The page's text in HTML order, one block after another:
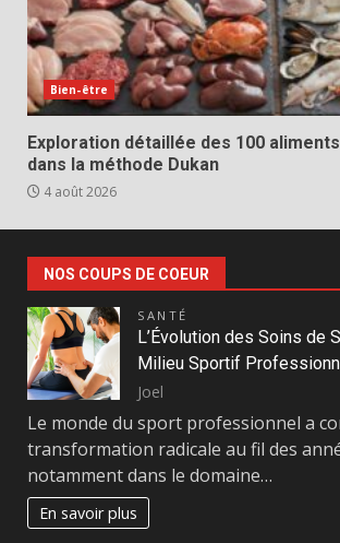
Bien-être
Exploration détaillée des 100
dans la méthode Dukan
4 août 2026
NOS COUPS DE COEUR
SANTÉ
L’Évolution des Soins de
Milieu Sportif
Joel
Le monde du sport professionnel a
transformation radicale au fil des
notamment dans le domaine…
En savoir plus